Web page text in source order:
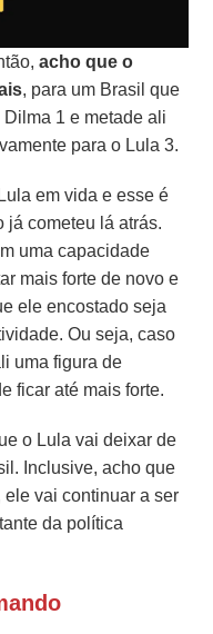
acho que o
, para um Brasil que
1 e metade ali
para o Lula 3.
em vida e esse é
já cometeu lá atrás.
uma capacidade
mais forte de novo e
ele encostado seja
Ou seja, caso
uma figura de
ficar até mais forte.
o Lula vai deixar de
Inclusive, acho que
vai continuar a ser
da política